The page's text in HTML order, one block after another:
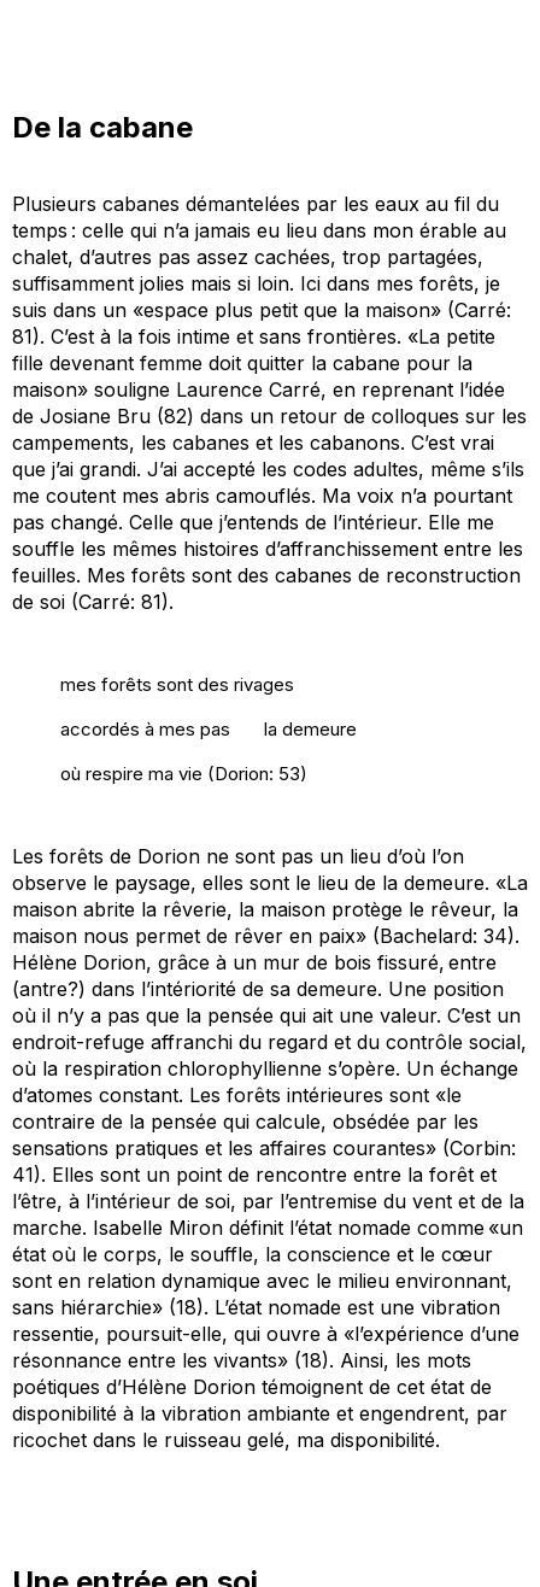
De la cabane
Plusieurs cabanes démantelées par les eaux au fil du
temps : celle qui n’a jamais eu lieu dans mon érable au
chalet, d’autres pas assez cachées, trop partagées,
suffisamment jolies mais si loin. Ici dans mes forêts, je
suis dans un «espace plus petit que la maison» (Carré:
81). C’est à la fois intime et sans frontières. «La petite
fille devenant femme doit quitter la cabane pour la
maison» souligne Laurence Carré, en reprenant l’idée
de Josiane Bru (82) dans un retour de colloques sur les
campements, les cabanes et les cabanons. C’est vrai
que j’ai grandi. J’ai accepté les codes adultes, même s’ils
me coutent mes abris camouflés. Ma voix n’a pourtant
pas changé. Celle que j’entends de l’intérieur. Elle me
souffle les mêmes histoires d’affranchissement entre les
feuilles. Mes forêts sont des cabanes de reconstruction
de soi (Carré: 81).
mes forêts sont des rivages
accordés à mes pas
la demeure
où respire ma vie (Dorion: 53)
Les forêts de Dorion ne sont pas un lieu d’où l’on
observe le paysage, elles sont le lieu de la demeure. «La
maison abrite la rêverie, la maison protège le rêveur, la
maison nous permet de rêver en paix» (Bachelard: 34).
Hélène Dorion, grâce à un mur de bois fissuré, entre
(antre?) dans l’intériorité de sa demeure. Une position
où il n’y a pas que la pensée qui ait une valeur. C’est un
endroit-refuge affranchi du regard et du contrôle social,
où la respiration chlorophyllienne s’opère. Un échange
d’atomes constant. Les forêts intérieures sont «le
contraire de la pensée qui calcule, obsédée par les
sensations pratiques et les affaires courantes» (Corbin:
41). Elles sont un point de rencontre entre la forêt et
l’être, à l’intérieur de soi, par l’entremise du vent et de la
marche. Isabelle Miron définit l’état nomade comme «un
état où le corps, le souffle, la conscience et le cœur
sont en relation dynamique avec le milieu environnant,
sans hiérarchie» (18). L’état nomade est une vibration
ressentie, poursuit-elle, qui ouvre à «l’expérience d’une
résonnance entre les vivants» (18). Ainsi, les mots
poétiques d’Hélène Dorion témoignent de cet état de
disponibilité à la vibration ambiante et engendrent, par
ricochet dans le ruisseau gelé, ma disponibilité.